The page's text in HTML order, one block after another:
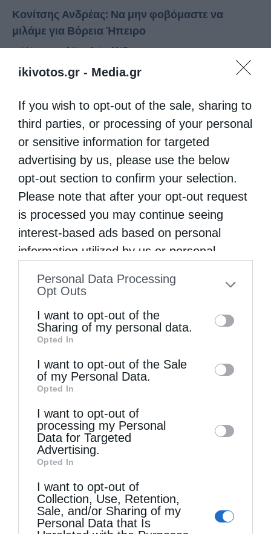
ikivotos.gr - Media.gr
If you wish to opt-out of the sale, sharing to
third parties, or processing of your personal
or sensitive information for targeted
advertising by us, please use the below
opt-out section to confirm your selection.
Please note that after your opt-out request
is processed you may continue seeing
interest-based ads based on personal
information utilized by us or personal
to your opt-out. You may separately opt-out
information by third parties on the IAB’s list
of downstream participants. This
information may also be disclosed by us to
third parties on theIAB’s List of
Downstream Participants
disclose it to other third parties.
Personal Data Processing
Opt Outs
I want to opt-out of the
Sharing of my personal data.
Opted In
I want to opt-out of the Sale
of my Personal Data.
Opted In
I want to opt-out of
processing my Personal
Data for Targeted
Advertising.
Opted In
I want to opt-out of
Collection, Use, Retention,
Sale, and/or Sharing of my
Personal Data that Is
Κονίτσης Ανδρέας: Να μην φοβόμαστε να
μιλάμε για Βόρεια Ήπειρο
απόkivotos 2 Νοεμβρίου 2017
Την αλβανική “επιθετικότητα” κατά της
ελληνικής μειονότητας καυτηρίασε ο
Μητροπολίτης Κονίτσης κ. Ανδρέας,
αναφερομένος στο πρόγραμμα
κατεδαφίσεων σπιτιών Βορειοηπειρωτών
στη Χειμάρα που έχει ξεκινήσει, με
πρόσχημα την ανάπτυξη της περιοχής. …
Μητροπόλεις
αφήσει η κυβέρνηση τα πειράματα
kivotos 24 Οκτωβρίου 2017